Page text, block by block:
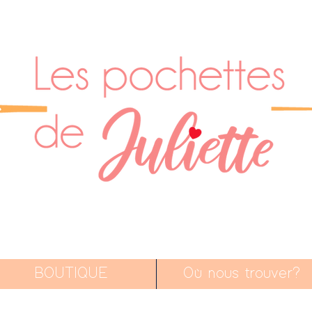
BOUTIQUE Où nous trouver?